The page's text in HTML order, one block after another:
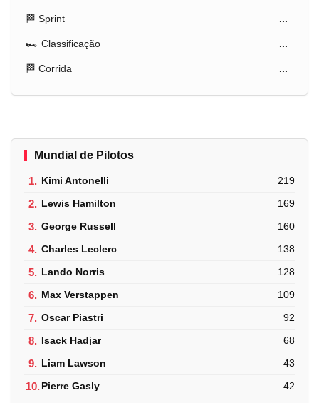
🏁 Sprint ...
🏎️ Classificação ...
🏁 Corrida ...
Mundial de Pilotos
1. Kimi Antonelli 219
2. Lewis Hamilton 169
3. George Russell 160
4. Charles Leclerc 138
5. Lando Norris 128
6. Max Verstappen 109
7. Oscar Piastri 92
8. Isack Hadjar 68
9. Liam Lawson 43
10.Pierre Gasly 42